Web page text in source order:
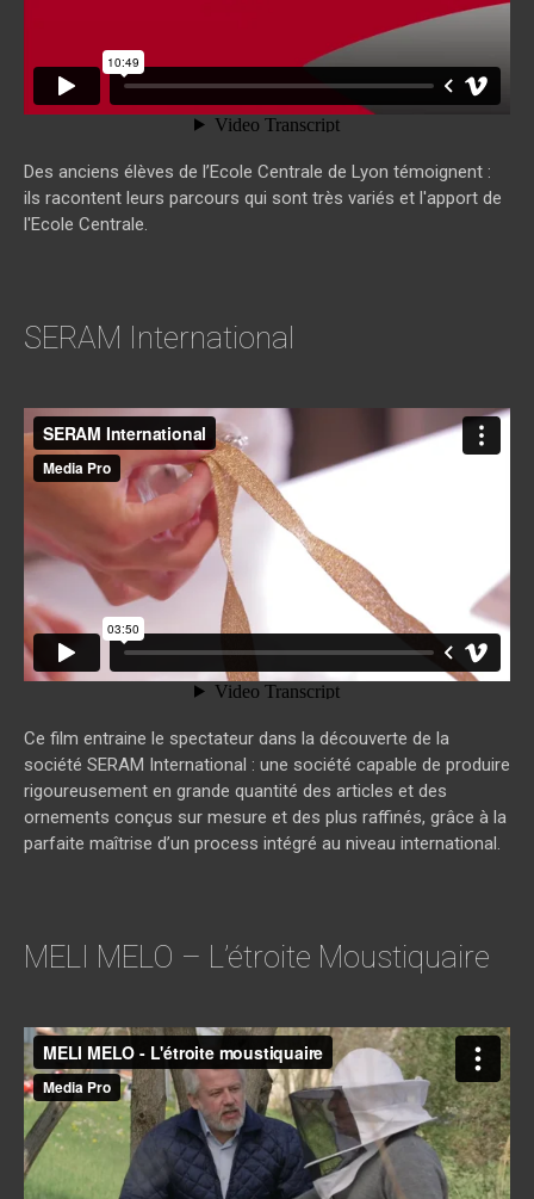
Des anciens élèves de l’Ecole Centrale de Lyon témoignent :
ils racontent leurs parcours qui sont très variés et l'apport de
l'Ecole Centrale.
SERAM International
SERAM Internationalfrommedia pro
Ce film entraine le spectateur dans la découverte de la
société SERAM International : une société capable de produire
rigoureusement en grande quantité des articles et des
ornements conçus sur mesure et des plus raffinés, grâce à la
parfaite maîtrise d’un process intégré au niveau international.
MELI MELO – L’étroite Moustiquaire
MELI MELO - L'étroite moustiquairefrommedia proon
Vimeo.